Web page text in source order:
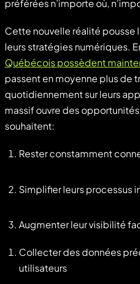
préférées n’importe où,
Cette nouvelle réalité pousse
leurs stratégies numériques.
Québécois possèdent
passent en moyenne plus de
quotidiennement sur leurs
massif ouvre des
souhaitent:
Rester constamment
Simplifier leurs processus
Augmenter leur visibilité
Collecter des données
utilisateurs